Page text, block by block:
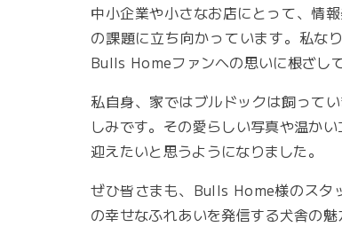
中小企業や小さなお店にとって、情
の課題に立ち向かっています。私な
Bulls Homeファンへの思いに根ざし
私自身、家ではブルドックは飼って
しみです。その愛らしい写真や温か
迎えたいと思うようになりました。
ぜひ皆さまも、Bulls Home様のスタ
の幸せなふれあいを発信する犬舎の